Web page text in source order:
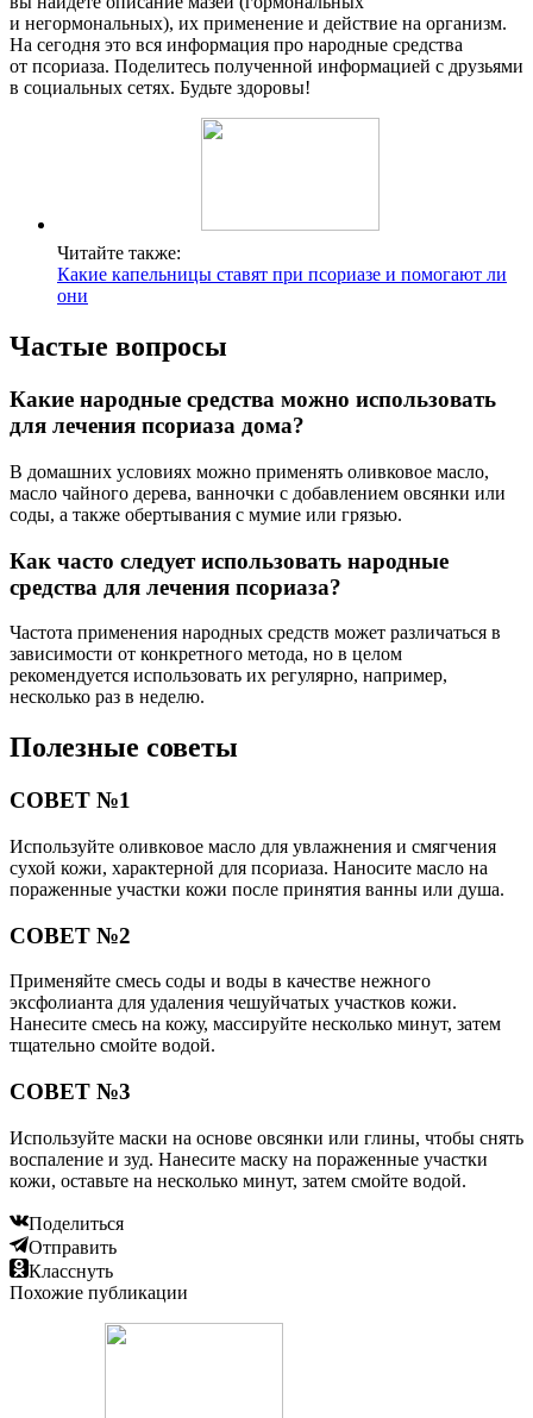
и негормональных), их применение и действие на организм.
На сегодня это вся информация про народные средства
от псориаза. Поделитесь полученной информацией с друзьями
в социальных сетях. Будьте здоровы!
Читайте также:
Какие капельницы ставят при псориазе и помогают ли
они
Частые вопросы
Какие народные средства можно использовать
для лечения псориаза дома?
В домашних условиях можно применять оливковое масло,
масло чайного дерева, ванночки с добавлением овсянки или
соды, а также обертывания с мумие или грязью.
Как часто следует использовать народные
средства для лечения псориаза?
Частота применения народных средств может различаться в
зависимости от конкретного метода, но в целом
рекомендуется использовать их регулярно, например,
несколько раз в неделю.
Полезные советы
СОВЕТ №1
Используйте оливковое масло для увлажнения и смягчения
сухой кожи, характерной для псориаза. Наносите масло на
пораженные участки кожи после принятия ванны или душа.
СОВЕТ №2
Применяйте смесь соды и воды в качестве нежного
эксфолианта для удаления чешуйчатых участков кожи.
Нанесите смесь на кожу, массируйте несколько минут, затем
тщательно смойте водой.
СОВЕТ №3
Используйте маски на основе овсянки или глины, чтобы снять
воспаление и зуд. Нанесите маску на пораженные участки
кожи, оставьте на несколько минут, затем смойте водой.
Поделиться
Отправить
Класснуть
Похожие публикации